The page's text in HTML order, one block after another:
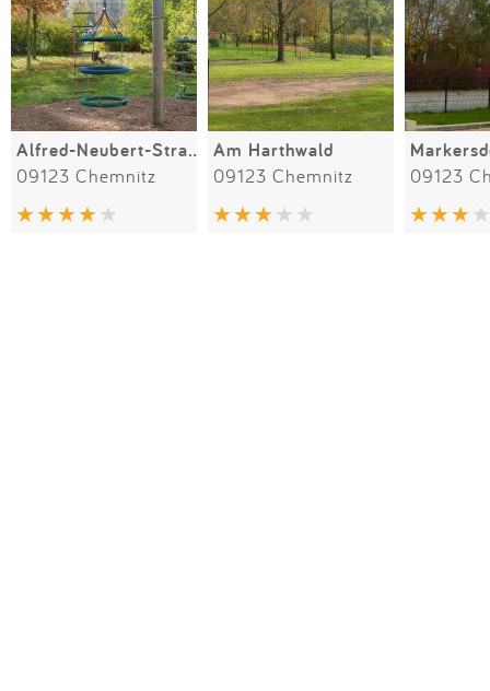
Alfred-Neubert-Straße II
09123 Chemnitz
Am Harthwald
09123 Chemnitz 09123